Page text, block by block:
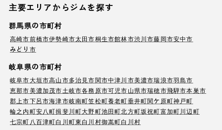
主要エリアからジムを探す
群馬県の市町村
高崎市前橋市伊勢崎市太田市桐生市館林市渋川市藤岡市安中市
みどり市
岐阜県の市町村
岐阜市大垣市高山市多治見市関市中津川市美濃市瑞浪市羽島市
恵那市美濃加茂市土岐市各務原市可児市山県市瑞穂市飛騨市本巣市
郡上市下呂市海津市岐南町笠松町養老町垂井町関ケ原町神戸町
輪之内町安八町揖斐川町大野町池田町北方町坂祝町富加町川辺町
七宗町 八百津町白川町東白川村御嵩町白川村